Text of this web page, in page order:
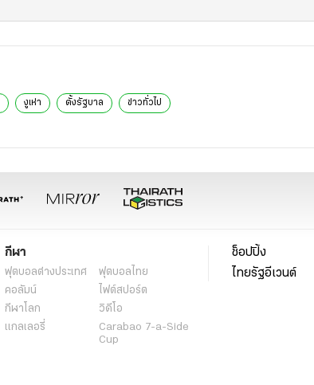
งูเห่า ตั้งรัฐบาล ข่าวทั่วไป
กีฬา
ฟุตบอลต่่างประเทศ
ฟุตบอลไทย
คอลัมน์
ไฟต์สปอร์ต
กีฬาโลก
วิดีโอ
แกลเลอรี่
Carabao 7-a-Side
Cup
ช็อปปิ้ง
ไทยรัฐอีเวนต์